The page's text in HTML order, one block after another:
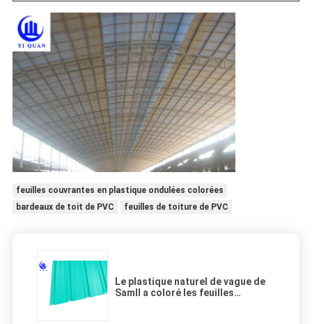
feuilles couvrantes en plastique ondulées colorées
bardeaux de toit de PVC
feuilles de toiture de PVC
Le plastique naturel de vague de
Samll a coloré les feuilles